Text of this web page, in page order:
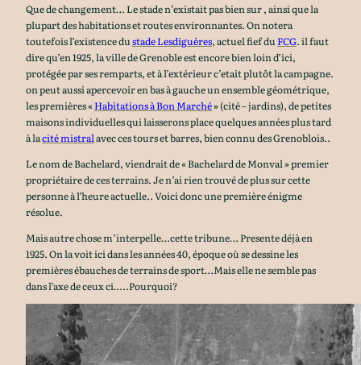
Que de changement… Le stade n’existait pas bien sur , ainsi que la
plupart des habitations et routes environnantes. On notera
toutefois l’existence dustade Lesdiguères, actuel fief duFCG. il faut
dire qu’en 1925, la ville de Grenoble est encore bien loin d’ici,
protégée par ses remparts, et à l’extérieur c’etait plutôt la campagne.
on peut aussi apercevoir en bas à gauche un ensemble géométrique,
les premières «Habitations à Bon Marché» (cité – jardins), de petites
maisons individuelles qui laisserons place quelques années plus tard
à lacité mistralavec ces tours et barres, bien connu des Grenoblois..
Le nom de Bachelard, viendrait de « Bachelard de Monval » premier
propriétaire de ces terrains. Je n’ai rien trouvé de plus sur cette
personne à l’heure actuelle.. Voici donc une première énigme
résolue.
Mais autre chose m’interpelle…cette tribune… Presente déjà en
1925. On la voit ici dans les années 40, époque où se dessine les
premières ébauches de terrains de sport…Mais elle ne semble pas
dans l’axe de ceux ci…..Pourquoi?